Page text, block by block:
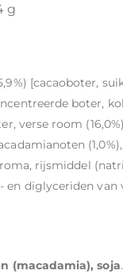
g
[cacaoboter,
boter,
verse room
rijsmiddel
diglyceriden van
(macadamia), soja